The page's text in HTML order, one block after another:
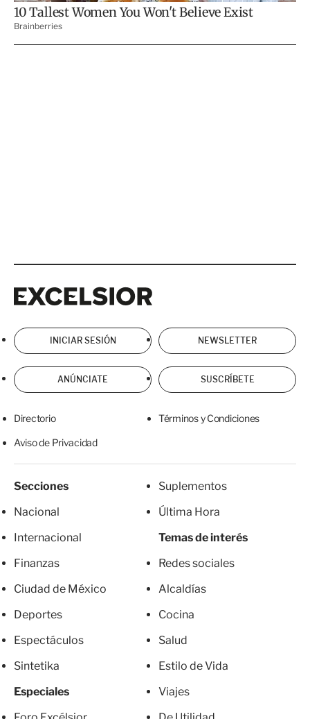
INICIAR SESIÓN NEWSLETTER
ANÚNCIATE SUSCRÍBETE
Directorio Términos y Condiciones
Aviso de Privacidad
Secciones
Nacional
Internacional
Finanzas
Ciudad de México
Deportes
Espectáculos
Sintetika
Especiales
Suplementos
Última Hora
Temas de interés
Redes sociales
Alcaldías
Cocina
Salud
Estilo de Vida
Viajes